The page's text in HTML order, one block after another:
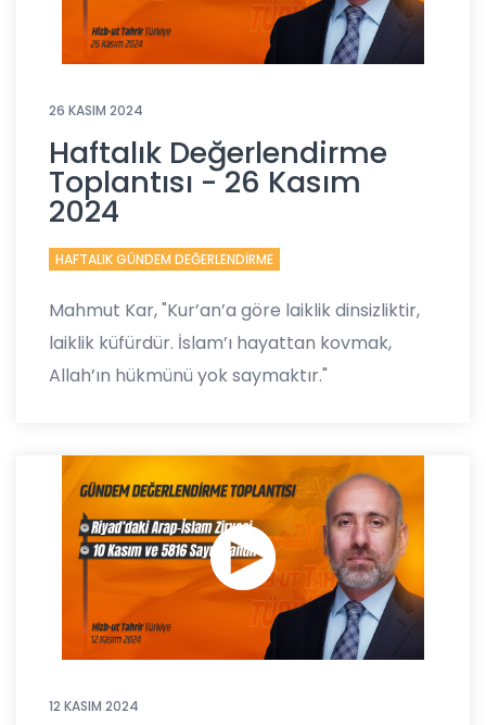
26 KASIM 2024
Haftalık Değerlendirme
Toplantısı - 26 Kasım
2024
HAFTALIK GÜNDEM DEĞERLENDİRME
Mahmut Kar, "Kur’an’a göre laiklik dinsizliktir,
laiklik küfürdür. İslam’ı hayattan kovmak,
Allah’ın hükmünü yok saymaktır."
12 KASIM 2024